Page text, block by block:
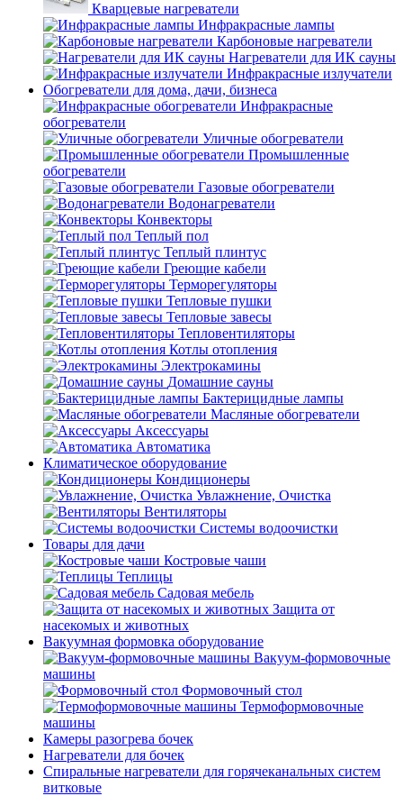
Кварцевые нагреватели
Инфракрасные лампы
Карбоновые нагреватели
Нагреватели для ИК сауны
Инфракрасные излучатели
Обогреватели для дома, дачи, бизнеса
Инфракрасные
обогреватели
Уличные обогреватели
Промышленные
обогреватели
Газовые обогреватели
Водонагреватели
Конвекторы
Теплый пол
Теплый плинтус
Греющие кабели
Терморегуляторы
Тепловые пушки
Тепловые завесы
Тепловентиляторы
Котлы отопления
Электрокамины
Домашние сауны
Бактерицидные лампы
Масляные обогреватели
Аксессуары
Автоматика
Климатическое оборудование
Кондиционеры
Увлажнение, Очистка
Вентиляторы
Системы водоочистки
Товары для дачи
Костровые чаши
Теплицы
Садовая мебель
Защита от
насекомых и животных
Вакуумная формовка оборудование
Вакуум-формовочные
машины
Формовочный стол
Термоформовочные
машины
Камеры разогрева бочек
Нагреватели для бочек
Спиральные нагреватели для горячеканальных систем
витковые